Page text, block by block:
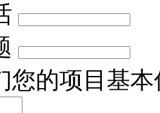
您的项目基本